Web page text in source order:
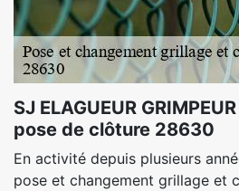
SJ ELAGUEUR
pose de clôture 28630
En activité depuis plusieurs
pose et changement grillage et